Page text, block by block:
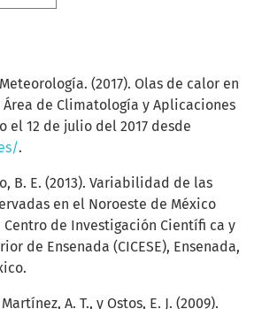
(2017). Olas de calor en
Área de Climatología y Aplicaciones
el 12 de julio del 2017 desde
.
B. E. (2013). Variabilidad de las
en el Noroeste de México
Centro de Investigación Científi ca y
de Ensenada (CICESE), Ensenada,
A. T., y Ostos, E. J. (2009).